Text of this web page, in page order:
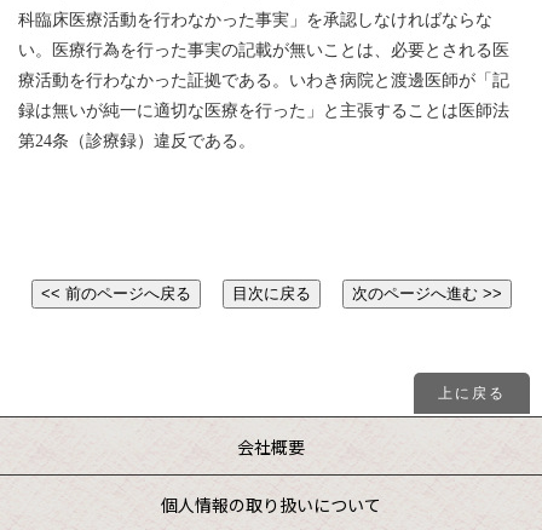
科臨床医療活動を行わなかった事実」を承認しなければならな
い。医療行為を行った事実の記載が無いことは、必要とされる医
療活動を行わなかった証拠である。いわき病院と渡邊医師が「記
録は無いが純一に適切な医療を行った」と主張することは医師法
第24条（診療録）違反である。
上に戻る
会社概要
個人情報の取り扱いについて